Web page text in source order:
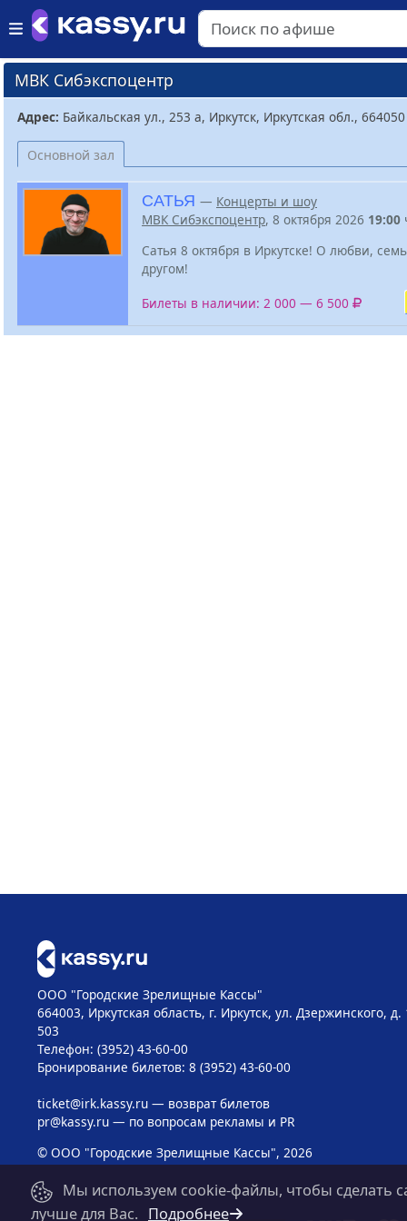
МВК Сибэкспоцентр
Адрес: Байкальская ул., 253 а, Иркутск, Иркутская обл., 664050
Основной зал
САТЬЯ — Концерты и шоу
МВК Сибэкспоцентр, 8 октября 2026 19:00
Сатья 8 октября в Иркутске! О любви,
другом!
Билеты в наличии: 2 000 — 6 500
ООО "Городские Зрелищные Кассы"
664003, Иркутская область, г. Иркутск, ул. Дзержинского,
503
Телефон: (3952) 43-60-00
Бронирование билетов: 8 (3952) 43-60-00
ticket@irk.kassy.ru— возврат билетов
pr@kassy.ru— по вопросам рекламы и PR
© ООО "Городские Зрелищные Кассы", 2026
Мы используем cookie-файлы, чтобы сделать
лучше для Вас. Подробнее